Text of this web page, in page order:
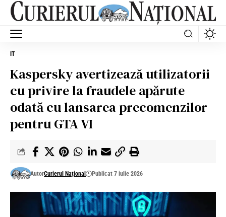
IT
Kaspersky avertizează utilizatorii
cu privire la fraudele apărute
odată cu lansarea precomenzilor
pentru GTA VI
AutorCurierul Național Publicat 7 iulie 2026